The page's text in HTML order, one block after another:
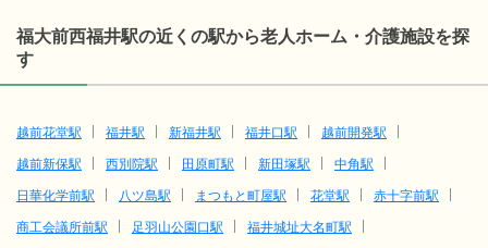
福大前西福井駅の近くの駅から老人ホーム・介護施設を探
す
越前花堂駅 福井駅 新福井駅 福井口駅
越前開発駅
越前新保駅
西別院駅 田原町駅 新田塚駅
中角駅
日華化学前駅
八ツ島駅 まつもと町屋駅 花堂駅
赤十字前駅
商工会議所前駅
足羽山公園口駅
福井城址大名町駅